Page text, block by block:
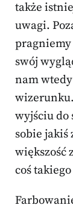
także
uwagi.
pragniemy
swój
nam wtedy
wyjściu do
sobie jakiś
większość
coś